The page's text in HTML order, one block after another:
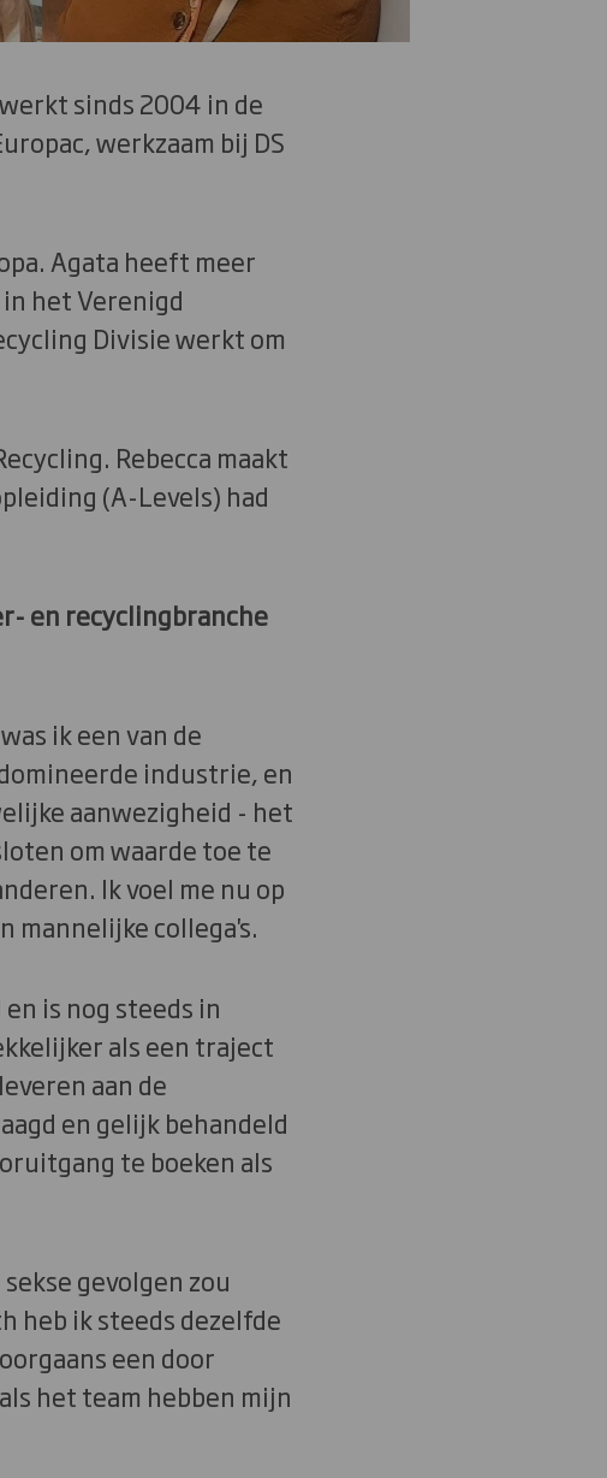
sinds 2004 in de
werkzaam bij DS
Agata heeft meer
het Verenigd
Divisie werkt om
Rebecca maakt
(A-Levels) had
en recyclingbranche
ik een van de
industrie, en
aanwezigheid - het
om waarde toe te
Ik voel me nu op
mannelijke collega's.
is nog steeds in
als een traject
aan de
en gelijk behandeld
te boeken als
gevolgen zou
heb ik steeds dezelfde
een door
het team hebben mijn